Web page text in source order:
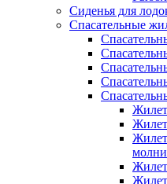
Сиденья для
Спасательные